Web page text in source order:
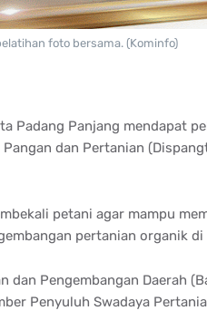
foto bersama. (Kominfo)
Padang Panjang mendapat
Pangan dan Pertanian (
petani agar mampu
pertanian organikdi
dan Pengembangan Daerah (
Penyuluh Swadaya